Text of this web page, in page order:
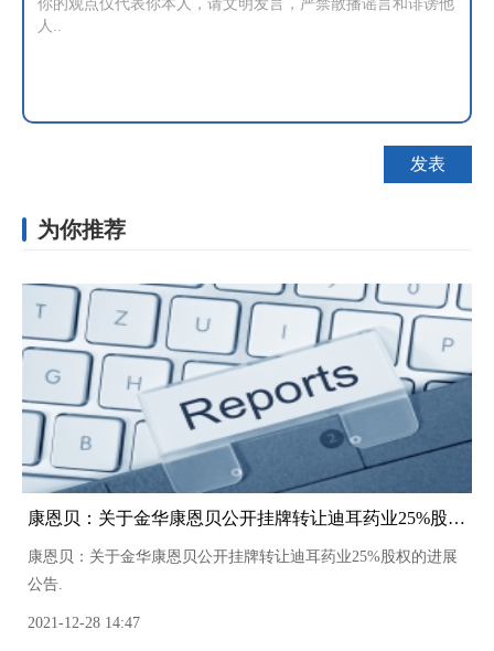
为你推荐
康恩贝：关于金华康恩贝公开挂牌转让迪耳药业25%股权的进展
康恩贝：关于金华康恩贝公开挂牌转让迪耳药业25%股权的进展
公告.
2021-12-28 14:47